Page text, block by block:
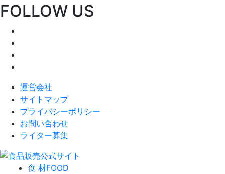
FOLLOW US
運営会社
サイトマップ
プライバシーポリシー
お問い合わせ
ライター募集
食 材FOOD